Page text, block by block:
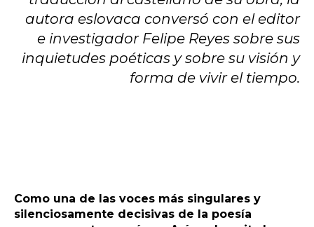
autora eslovaca conversó con el editor
e investigador Felipe Reyes sobre sus
inquietudes poéticas y sobre su visión y
forma de vivir el tiempo.
Como una de las voces más singulares y
silenciosamente decisivas de la poesía